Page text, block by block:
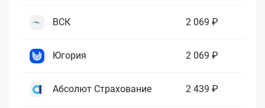
ВСК 2 069 ₽
Югория 2 069 ₽
Абсолют Страхование 2 439 ₽